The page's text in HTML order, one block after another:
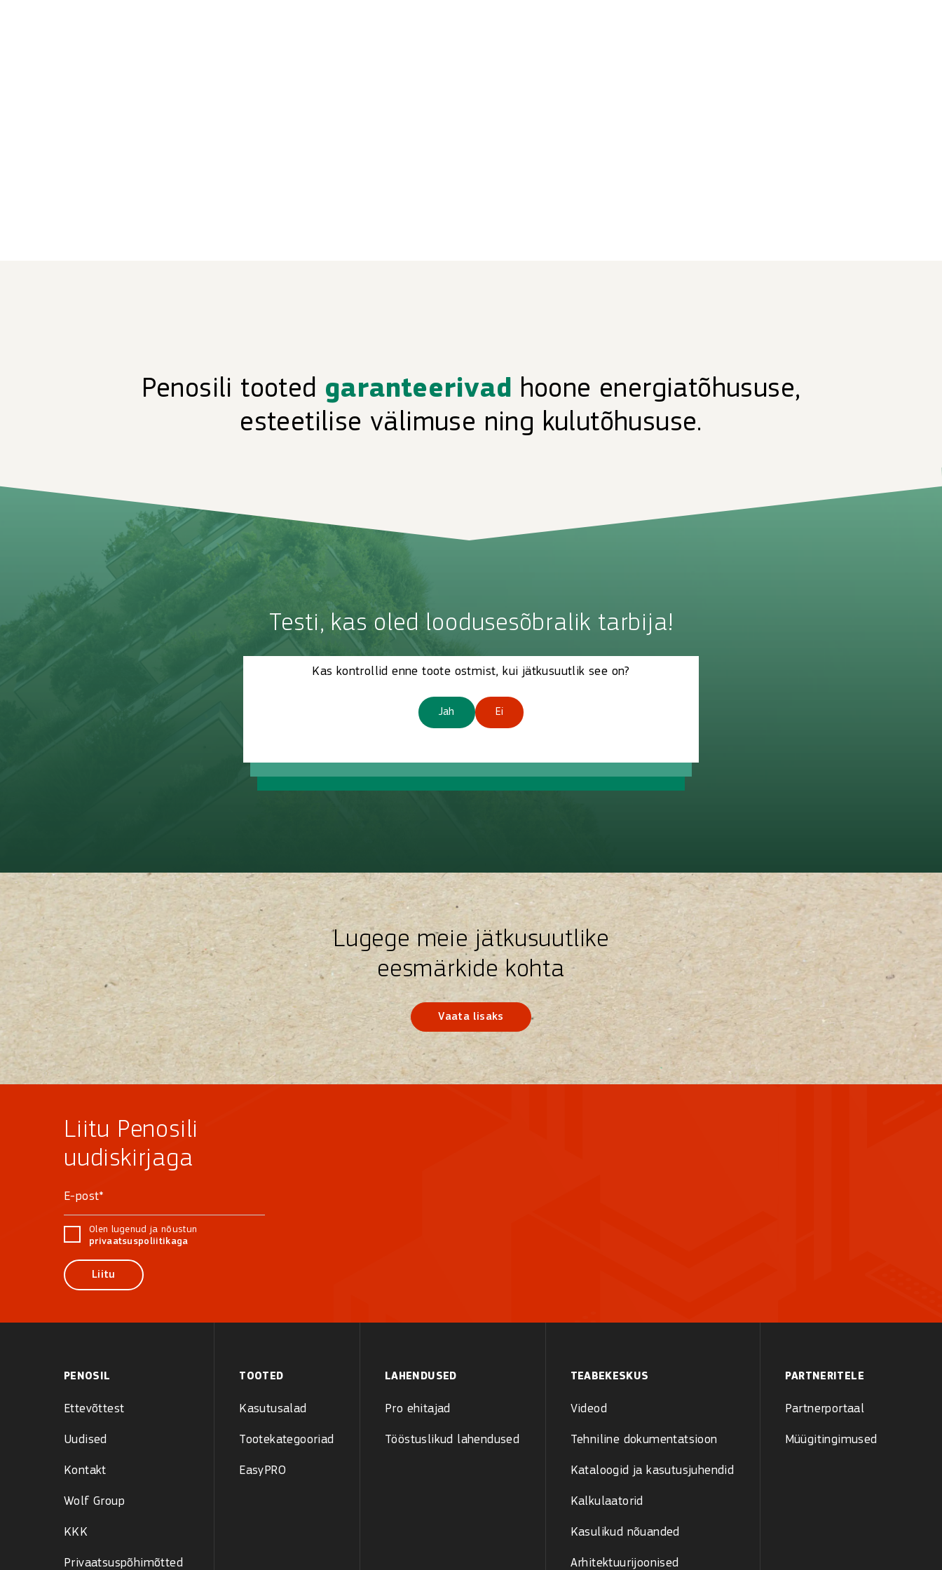
Penosili tooted garanteerivad hoone energiatõhususe,
esteetilise välimuse ning kulutõhususe.
Testi, kas oled loodusesõbralik tarbija!
Skip quiz and go to the next section
Kas kontrollid enne toote ostmist, kui jätkusuutlik see on?
Kas kontrollid enne toote ostmist, kui jätkusuutlik see on?
Jah Ei
Kas viid kasutatud ehituskeemiatoote pakendi taaskasutuskeskusesse?
Lugege meie jätkusuutlike
eesmärkide kohta
Vaata lisaks
Liitu Penosili
uudiskirjaga
Olen lugenud ja nõustun
privaatsuspoliitikaga
Liitu
PENOSIL
Ettevõttest
Uudised
Kontakt
Wolf Group
KKK
Privaatsuspõhimõtted
TOOTED
Kasutusalad
Tootekategooriad
EasyPRO
LAHENDUSED
Pro ehitajad
Tööstuslikud lahendused
TEABEKESKUS
Videod
Tehniline dokumentatsioon
Kataloogid ja kasutusjuhendid
Kalkulaatorid
Kasulikud nõuanded
Arhitektuurijoonised
PARTNERITELE
Partnerportaal
Müügitingimused